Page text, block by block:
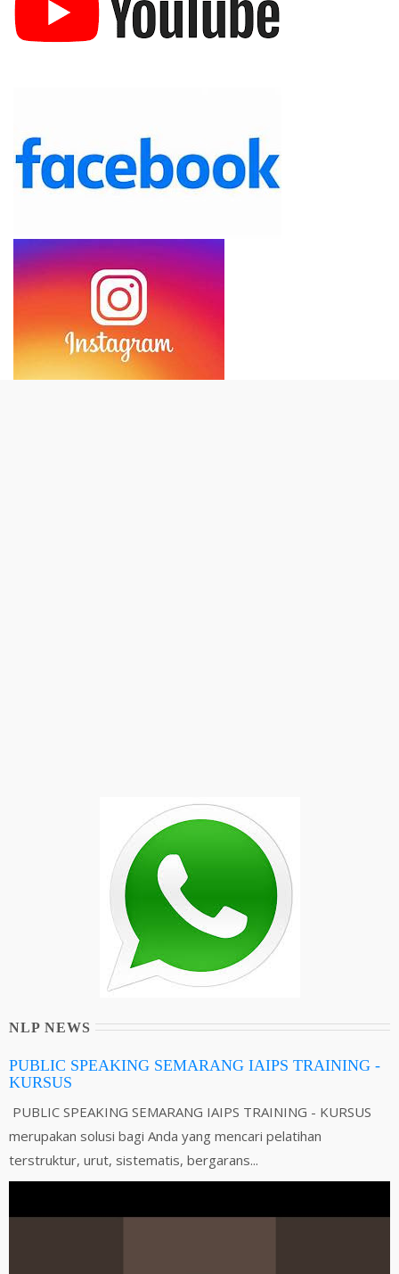
NLP NEWS
PUBLIC SPEAKING SEMARANG IAIPS TRAINING -
KURSUS
PUBLIC SPEAKING SEMARANG IAIPS TRAINING - KURSUS
merupakan solusi bagi Anda yang mencari pelatihan
terstruktur, urut, sistematis, bergarans...